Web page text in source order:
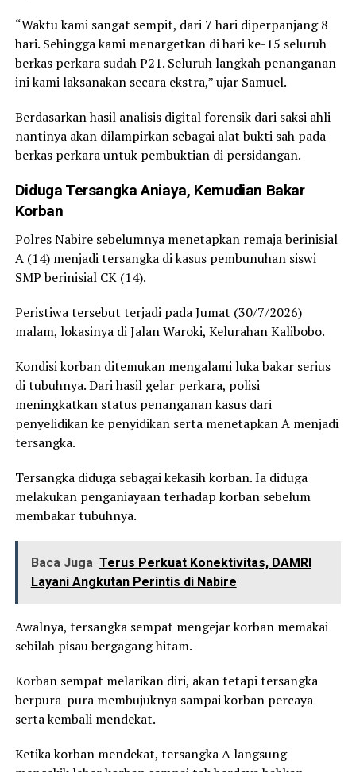
“Waktu kami sangat sempit, dari 7 hari diperpanjang 8
hari. Sehingga kami menargetkan di hari ke-15 seluruh
berkas perkara sudah P21. Seluruh langkah penanganan
ini kami laksanakan secara ekstra,” ujar Samuel.
Berdasarkan hasil analisis digital forensik dari saksi ahli
nantinya akan dilampirkan sebagai alat bukti sah pada
berkas perkara untuk pembuktian di persidangan.
Diduga Tersangka Aniaya, Kemudian Bakar
Korban
Polres Nabire sebelumnya menetapkan remaja berinisial
A (14) menjadi tersangka di kasus pembunuhan siswi
SMP berinisial CK (14).
Peristiwa tersebut terjadi pada Jumat (30/7/2026)
malam, lokasinya di Jalan Waroki, Kelurahan Kalibobo.
Kondisi korban ditemukan mengalami luka bakar serius
di tubuhnya. Dari hasil gelar perkara, polisi
meningkatkan status penanganan kasus dari
penyelidikan ke penyidikan serta menetapkan A menjadi
tersangka.
Tersangka diduga sebagai kekasih korban. Ia diduga
melakukan penganiayaan terhadap korban sebelum
membakar tubuhnya.
Baca Juga Terus Perkuat Konektivitas, DAMRI
Layani Angkutan Perintis di Nabire
Awalnya, tersangka sempat mengejar korban memakai
sebilah pisau bergagang hitam.
Korban sempat melarikan diri, akan tetapi tersangka
berpura-pura membujuknya sampai korban percaya
serta kembali mendekat.
Ketika korban mendekat, tersangka A langsung